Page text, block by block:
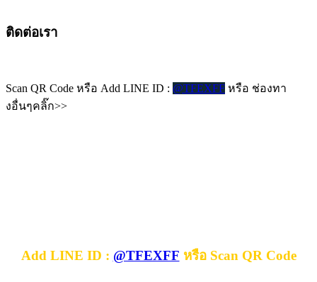
ติดต่อเรา
Scan QR Code หรือ Add LINE ID : @TFEXFF หรือ ช่องทา
งอื่นๆคลิ๊ก>>
Add LINE ID : @TFEXFF หรือ Scan QR Code